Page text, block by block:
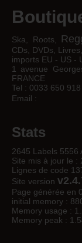
Ska, Roots,
CDs, DVDs,
imports EU - US -
1 avenue
FRANCE
Tel : 0033 650
Email :
Stats
2645 Labels 5556
Site mis à jour le :
Lignes de code
Site version
Page générée en
initial memory :
Memory usage :
Memory peak :